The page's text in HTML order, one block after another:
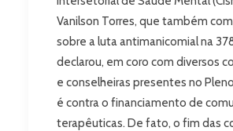
Vanilson Torres, que também
sobre a luta antimanicomial na
declarou, em coro com diversos
e conselheiras presentes no
é contra o financiamento de
terapêuticas. De fato, o fim das